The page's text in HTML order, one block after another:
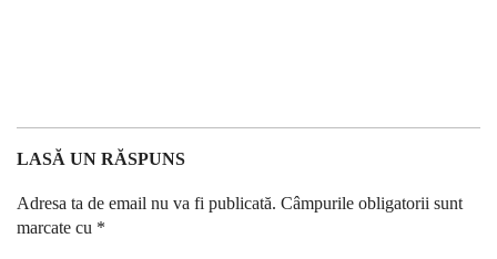
LASĂ UN RĂSPUNS
Adresa ta de email nu va fi publicată. Câmpurile obligatorii sunt
marcate cu *